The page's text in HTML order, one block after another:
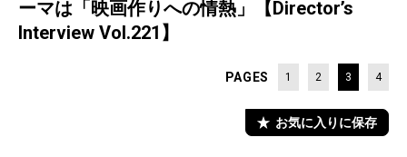
ーマは「映画作りへの情熱」【Director’s
Interview Vol.221】
PAGES 1 2 3 4
お気に入りに保存